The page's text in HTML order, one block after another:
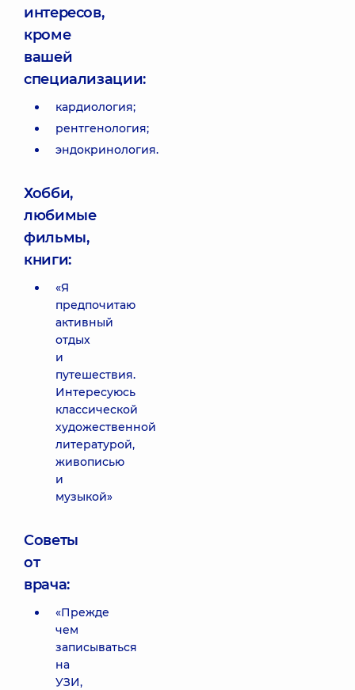
интересов,
кроме
вашей
специализации:
кардиология;
рентгенология;
эндокринология.
Хобби,
любимые
фильмы,
книги:
«Я
предпочитаю
активный
отдых
и
путешествия.
Интересуюсь
классической
художественной
литературой,
живописью
и
музыкой»
Советы
от
врача:
«Прежде
чем
записываться
на
УЗИ,